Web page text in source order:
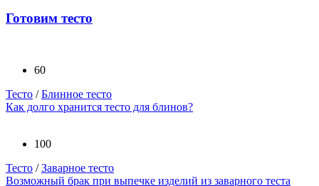
Готовим тесто
60
Тесто /Блинное тесто
Как долго хранится тесто для блинов?
100
Тесто /Заварное тесто
Возможный брак при выпечке изделий из заварного теста